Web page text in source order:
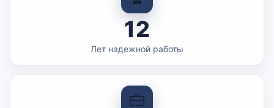
12
Лет надежной работы